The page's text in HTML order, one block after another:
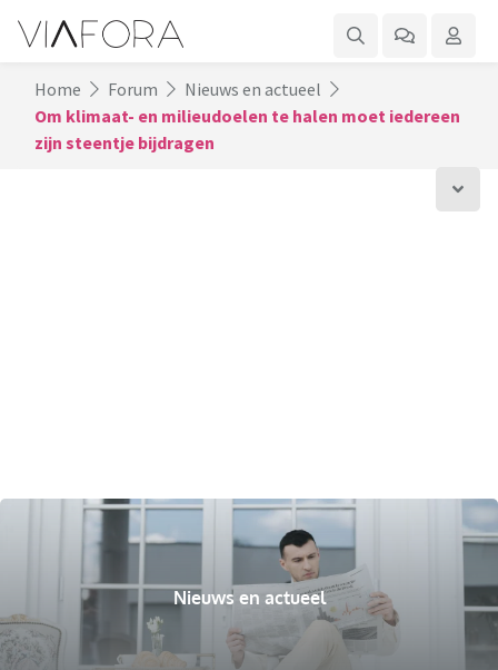
Home Forum
Nieuws en actueel
Om klimaat- en milieudoelen te halen moet iedereen
zijn steentje bijdragen
Nieuws en actueel